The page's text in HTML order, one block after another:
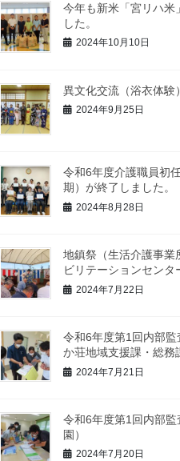
今年も新米「宮リハ米
した。
2024年10月10日
異文化交流（浴衣体験）
2024年9月25日
令和6年度介護職員初
期）が終了しました。
2024年8月28日
地鎮祭（生活介護事業
ビリテーションセンタ
2024年7月22日
令和6年度第1回内部監
か荘地域支援課・総務
2024年7月21日
令和6年度第1回内部監
園）
2024年7月20日